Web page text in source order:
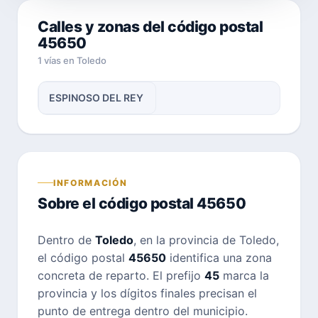
Calles y zonas del código postal
45650
1 vías en Toledo
ESPINOSO DEL REY
INFORMACIÓN
Sobre el código postal 45650
Dentro de Toledo, en la provincia de Toledo,
el código postal 45650 identifica una zona
concreta de reparto. El prefijo 45 marca la
provincia y los dígitos finales precisan el
punto de entrega dentro del municipio.